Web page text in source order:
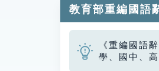
教育部重編國語
《重編國語
學、國中、